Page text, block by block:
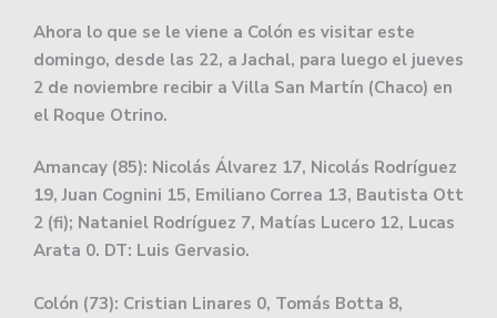
Ahora lo que se le viene a Colón es visitar este
domingo, desde las 22, a Jachal, para luego el jueves
2 de noviembre recibir a Villa San Martín (Chaco) en
el Roque Otrino.
Amancay (85): Nicolás Álvarez 17, Nicolás Rodríguez
19, Juan Cognini 15, Emiliano Correa 13, Bautista Ott
2 (fi); Nataniel Rodríguez 7, Matías Lucero 12, Lucas
Arata 0. DT: Luis Gervasio.
Colón (73): Cristian Linares 0, Tomás Botta 8,